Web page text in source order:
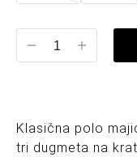
Klasična polo
tri dugmeta na